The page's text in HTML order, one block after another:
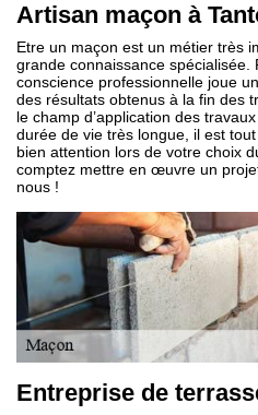
Artisan maçon à
Etre un maçon est un métier très
grande connaissance spécialisée.
conscience professionnelle joue
des résultats obtenus à la fin des
le champ d’application des
durée de vie très longue, il est
bien attention lors de votre choix
comptez mettre en œuvre un
nous !
Entreprise de